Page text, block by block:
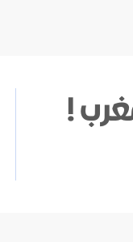
!